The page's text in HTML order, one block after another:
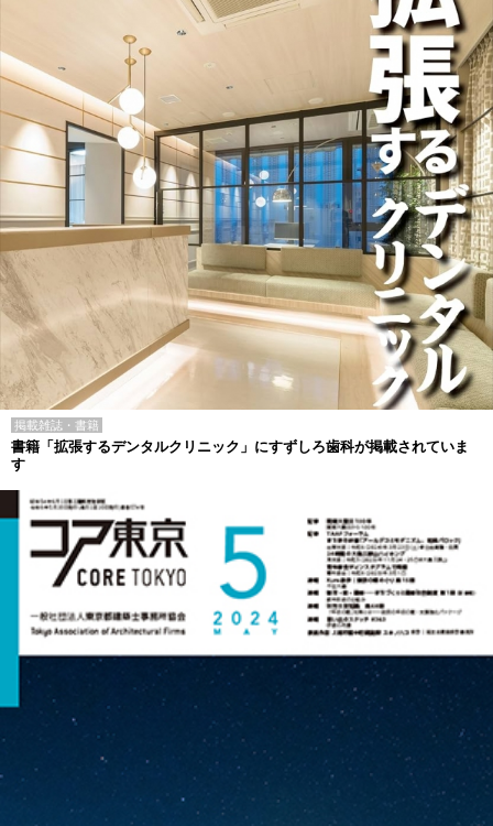
掲載雑誌・書籍
書籍「拡張するデンタルクリニック」にすずしろ歯科が掲載されていま
す